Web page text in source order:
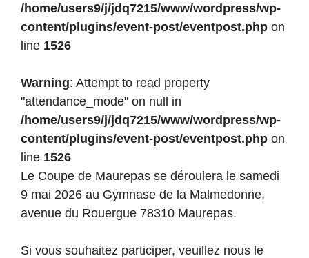
/home/users9/j/jdq7215/www/wordpress/wp-
content/plugins/event-post/eventpost.php on
line 1526
Warning: Attempt to read property
"attendance_mode" on null in
/home/users9/j/jdq7215/www/wordpress/wp-
content/plugins/event-post/eventpost.php on
line 1526
Le Coupe de Maurepas se déroulera le samedi
9 mai 2026 au Gymnase de la Malmedonne,
avenue du Rouergue 78310 Maurepas.
Si vous souhaitez participer, veuillez nous le